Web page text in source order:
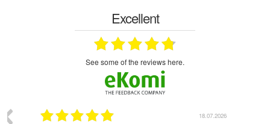
Excellent
see some of the reviews here.
18.07.2026